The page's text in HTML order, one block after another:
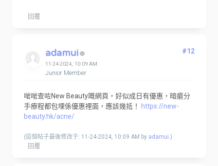
回覆
adamui
11-24-2024, 10:09 AM
Junior Member
#12
啱啱查咗New Beauty嘅網頁，好似成日有優惠，暗瘡分
手療程都包埋係優惠裡面，應該幾抵！
https://new-
beauty.hk/acne/
(這個帖子最後修改于: 11-24-2024, 10:09 AM by adamui.)
回覆